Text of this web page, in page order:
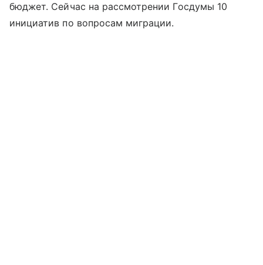
бюджет. Сейчас на рассмотрении Госдумы 10
инициатив по вопросам миграции.